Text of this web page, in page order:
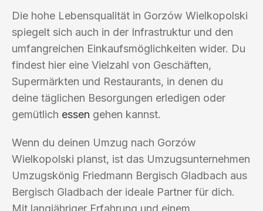
Die hohe Lebensqualität in Gorzów Wielkopolski
spiegelt sich auch in der Infrastruktur und den
umfangreichen Einkaufsmöglichkeiten wider. Du
findest hier eine Vielzahl von Geschäften,
Supermärkten und Restaurants, in denen du
deine täglichen Besorgungen erledigen oder
gemütlich essen gehen kannst.
Wenn du deinen Umzug nach Gorzów
Wielkopolski planst, ist das Umzugsunternehmen
Umzugskönig Friedmann Bergisch Gladbach aus
Bergisch Gladbach der ideale Partner für dich.
Mit langjähriger Erfahrung und einem